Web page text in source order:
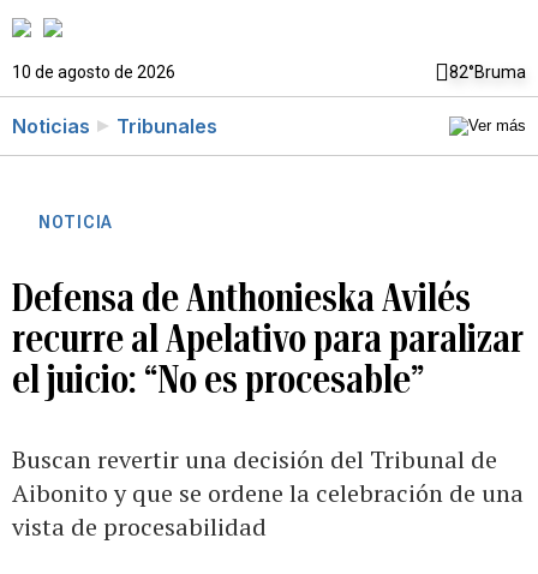
10 de agosto de 2026 82°Bruma
Noticias Tribunales
NOTICIA
Defensa de Anthonieska Avilés
recurre al Apelativo para paralizar
el juicio: “No es procesable”
Buscan revertir una decisión del Tribunal de
Aibonito y que se ordene la celebración de una
vista de procesabilidad